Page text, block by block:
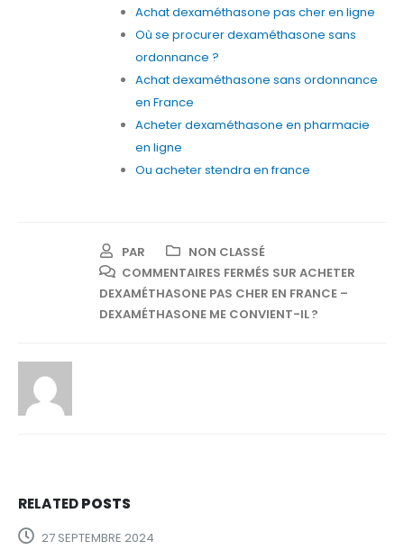
Achat dexaméthasone pas cher en ligne
Où se procurer dexaméthasone sans
ordonnance ?
Achat dexaméthasone sans ordonnance
en France
Acheter dexaméthasone en pharmacie
en ligne
Ou acheter stendra en france
PAR
NON CLASSÉ
COMMENTAIRES FERMÉS SUR ACHETER
DEXAMÉTHASONE PAS CHER EN FRANCE –
DEXAMÉTHASONE ME CONVIENT-IL ?
RELATEDPOSTS
27 SEPTEMBRE 2024